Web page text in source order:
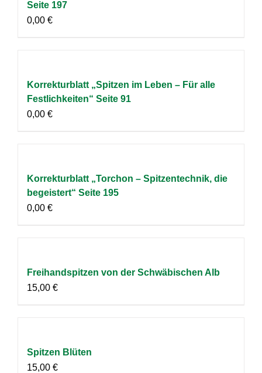
Seite 197
0,00 €
Korrekturblatt „Spitzen im Leben – Für alle
Festlichkeiten“ Seite 91
0,00 €
Korrekturblatt „Torchon – Spitzentechnik, die
begeistert“ Seite 195
0,00 €
Freihandspitzen von der Schwäbischen Alb
15,00 €
Spitzen Blüten
15,00 €